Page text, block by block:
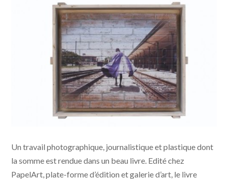
Un travail photographique, journalistique et plastique dont
la somme est rendue dans un beau livre. Edité chez
PapelArt , plate-forme d’édition et galerie d’art, le livre